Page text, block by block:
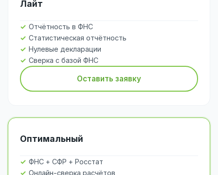
Лайт
Отчётность в ФНС
Статистическая отчётность
Нулевые декларации
Сверка с базой ФНС
Оставить заявку
Оптимальный
ФНС + СФР + Росстат
Онлайн-сверка расчётов